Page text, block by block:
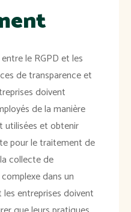
le RGPD et les
de transparence et
doivent
de la manière
utilisées et obtenir
pour le traitement de
collecte de
dans un
entreprises doivent